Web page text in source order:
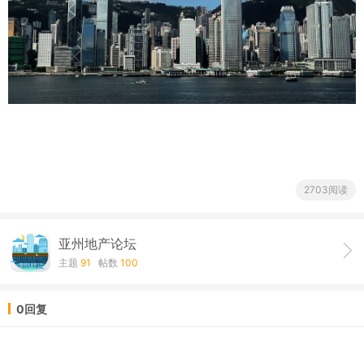
2703阅读
亚州地产论坛
主题 91 帖数 100
0回复